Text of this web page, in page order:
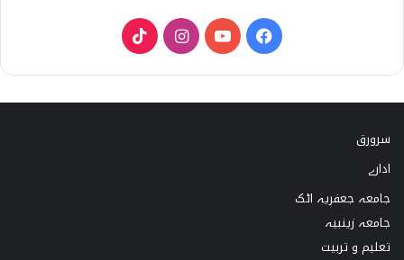
F
a
c
Y
o
u
n
s
T
i
k
سرورق
ادارے
جامعہ جعفریہ اٹک
جامعہ زینبیہ
تعلیم و تربیت